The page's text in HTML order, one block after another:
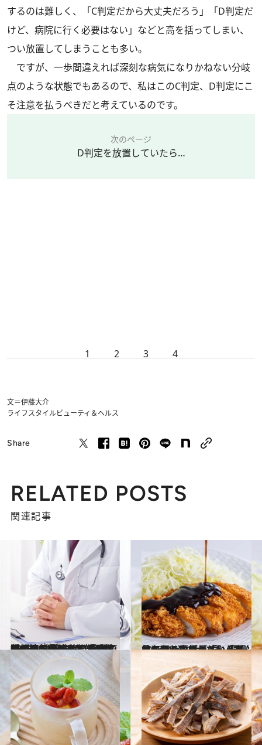
するのは難しく、「C判定だから大丈夫だろう」「D判定だ
けど、病院に行く必要はない」などと高を括ってしまい、
つい放置してしまうことも多い。
ですが、一歩間違えれば深刻な病気になりかねない分岐
点のような状態でもあるので、私はこのC判定、D判定にこ
そ注意を払うべきだと考えているのです。
次のページ
D判定を放置していたら…
1 2 3 4
文＝伊藤大介
ライフスタイルビューティ＆ヘルス
Share
RELATED POSTS
関連記事
2025.10.24
【初めから読む】「最近、汗の量が多くて…」25歳男性が来院、健康診断の結果表には驚きの数値が…ベテラン医師が解説する“注意すべき検査項目”
ビューティ＆ヘルス 2025.8.26
ベテラン医師が「いうまでもなく太ります」と断言…つい選びがちな「避けたいランチ」4選《医学的に正しいダイエット》
カルチャー